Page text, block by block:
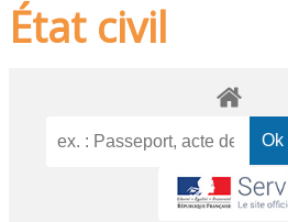
État civil